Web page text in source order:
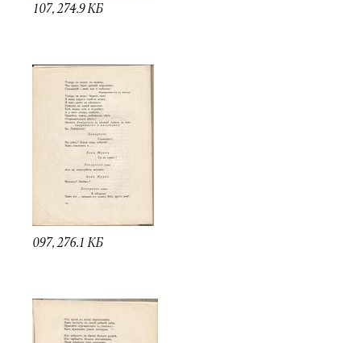
107, 274.9 КБ
097, 276.1 КБ